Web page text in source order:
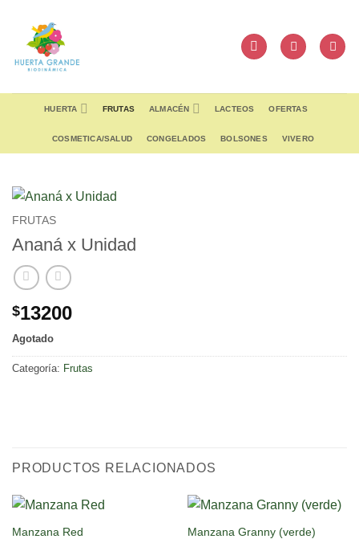
content
HUERTA FRUTAS ALMACÉN LACTEOS OFERTAS
COSMETICA/SALUD CONGELADOS BOLSONES VIVERO
FRUTAS
Ananá x Unidad
$13200
Agotado
Categoría: Frutas
PRODUCTOS RELACIONADOS
Manzana Red
Manzana Granny (verde)